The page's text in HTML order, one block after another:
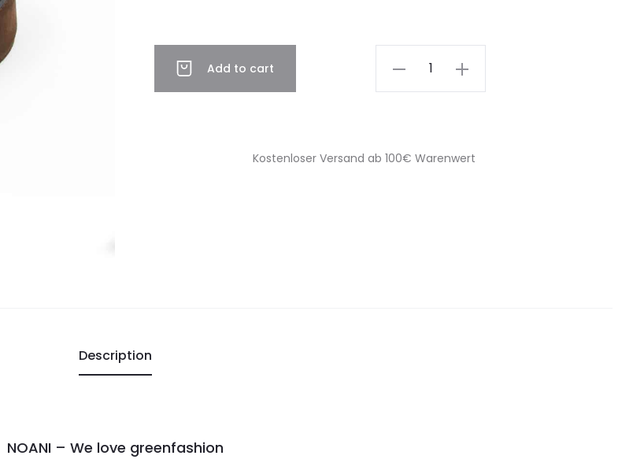
Silver
Add to cart
Kostenloser Versand ab 100€ Warenwert
Description
NOANI – We love greenfashion